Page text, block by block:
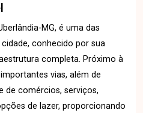
MG, é uma das
conhecido por sua
completa. Próximo à
vias, além de
de comércios, serviços,
de lazer, proporcionando